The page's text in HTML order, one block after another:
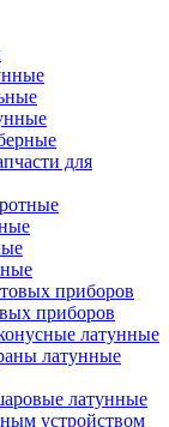
для
приборов
латунные
латунные
латунные